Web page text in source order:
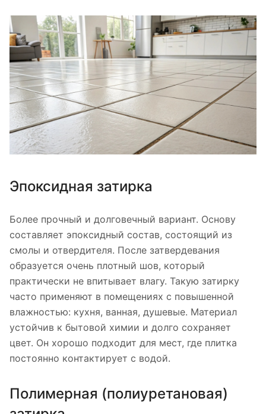
Эпоксидная затирка
Более прочный и долговечный вариант. Основу
составляет эпоксидный состав, состоящий из
смолы и отвердителя. После затвердевания
образуется очень плотный шов, который
практически не впитывает влагу. Такую затирку
часто применяют в помещениях с повышенной
влажностью: кухня, ванная, душевые. Материал
устойчив к бытовой химии и долго сохраняет
цвет. Он хорошо подходит для мест, где плитка
постоянно контактирует с водой.
Полимерная (полиуретановая)